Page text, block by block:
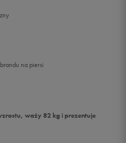
na piersi
waży 82 kg i prezentuje